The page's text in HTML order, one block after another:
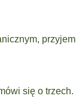
się o trzech.